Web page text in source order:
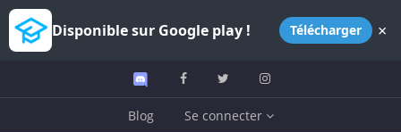
Disponible sur Google play ! Télécharger ×
Blog Se connecter